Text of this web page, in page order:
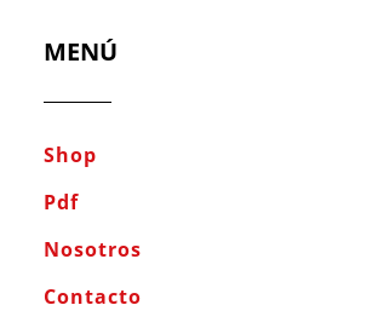
MENÚ
Shop
Pdf
Nosotros
Contacto